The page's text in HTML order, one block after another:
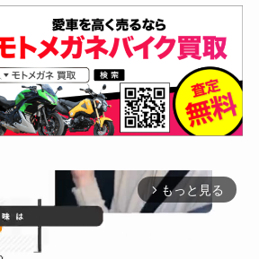
arrow_forward_ios もっと見る